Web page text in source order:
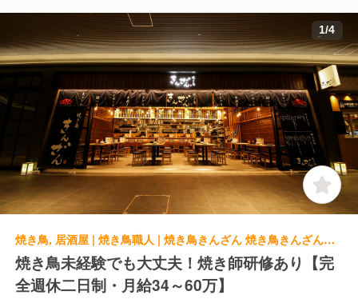
1/4
焼き鳥, 居酒屋 | 焼き鳥職人 | 焼き鳥きんざん 焼き鳥きんざん 神田店
焼き鳥未経験でも大丈夫！焼き師研修あり【完
全週休二日制・月給34～60万】